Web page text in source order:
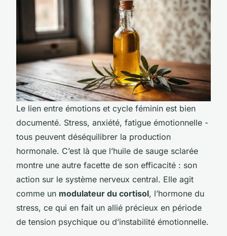
Le lien entre émotions et cycle féminin est bien
documenté. Stress, anxiété, fatigue émotionnelle -
tous peuvent déséquilibrer la production
hormonale. C’est là que l’huile de sauge sclarée
montre une autre facette de son efficacité : son
action sur le système nerveux central. Elle agit
comme un modulateur du cortisol, l’hormone du
stress, ce qui en fait un allié précieux en période
de tension psychique ou d’instabilité émotionnelle.